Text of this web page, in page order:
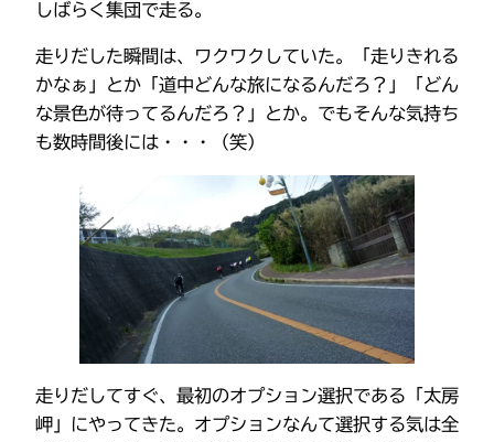
しばらく集団で走る。
走りだした瞬間は、ワクワクしていた。「走りきれる
かなぁ」とか「道中どんな旅になるんだろ？」「どん
な景色が待ってるんだろ？」とか。でもそんな気持ち
も数時間後には・・・（笑）
走りだしてすぐ、最初のオプション選択である「太房
岬」にやってきた。オプションなんて選択する気は全